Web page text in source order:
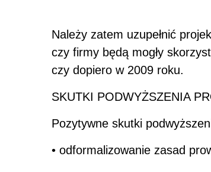
Należy zatem uzupełnić
czy firmy będą mogły
czy dopiero w 2009 roku.
SKUTKI PODWYŻSZENIA
Pozytywne skutki
• odformalizowanie zasad